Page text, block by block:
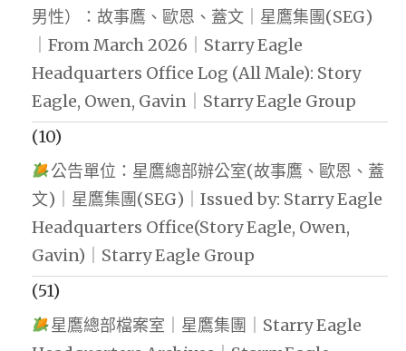
男性）：故事鷹、歐恩、蓋文｜星鷹集團(SEG)
｜From March 2026｜Starry Eagle
Headquarters Office Log (All Male): Story
Eagle, Owen, Gavin｜Starry Eagle Group
(10)
公告單位：星鷹總部辦公室(故事鷹、歐恩、蓋
文)｜星鷹集團(SEG)｜Issued by: Starry Eagle
Headquarters Office(Story Eagle, Owen,
Gavin)｜Starry Eagle Group
(51)
星鷹總部檔案室｜星鷹集團｜Starry Eagle